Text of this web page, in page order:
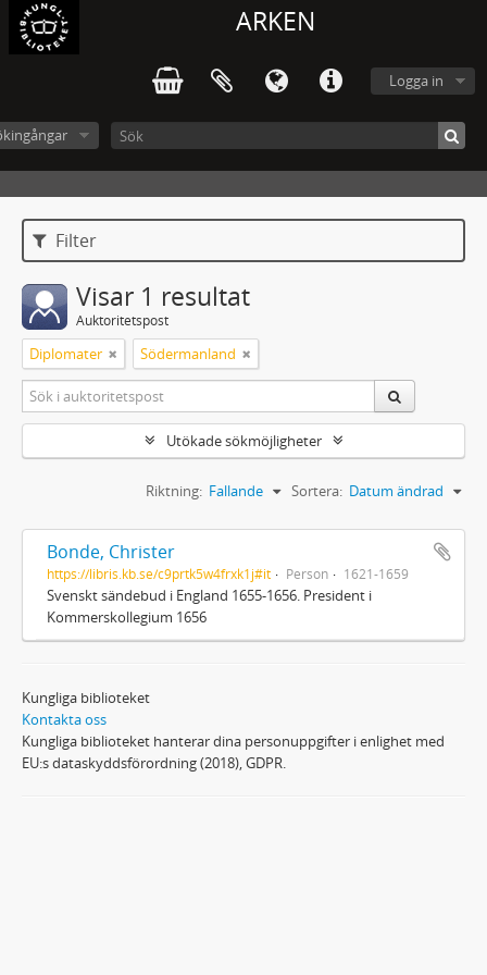
ARKEN
Logga in
Filter
Visar 1 resultat
Auktoritetspost
Diplomater Södermanland
Utökade sökmöjligheter
Sortera: Datum ändrad
Riktning: Fallande
Bonde, Christer
https://libris.kb.se/c9prtk5w4frxk1j#it Person 1621-1659
Svenskt sändebud i England 1655-1656. President i
Kommerskollegium 1656
Kungliga biblioteket
Kontakta oss
Kungliga biblioteket hanterar dina personuppgifter i enlighet med
EU:s dataskyddsförordning (2018), GDPR.